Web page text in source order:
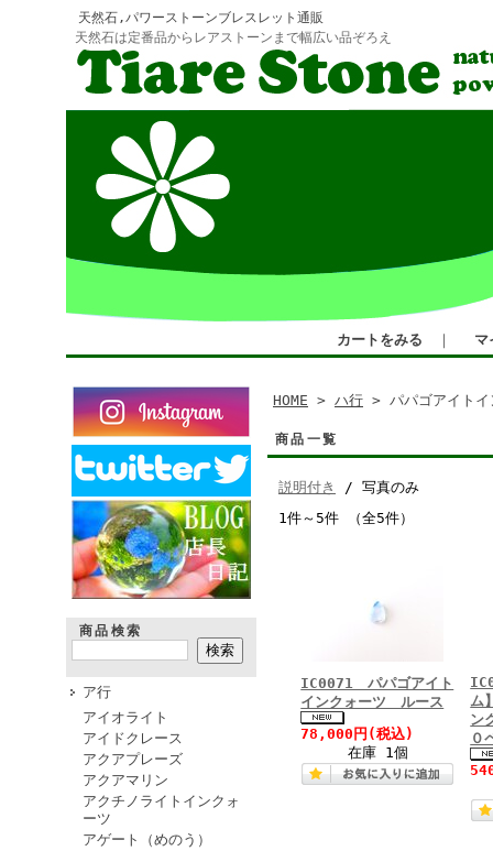
天然石,パワーストーンブレスレット通販
天然石は定番品からレアストーンまで幅広い品ぞろえ
カートをみる ｜ マ
商品検索
ア行
アイオライト
アイドクレース
アクアプレーズ
アクアマリン
アクチノライトインクォ
ーツ
アゲート（めのう）
HOME > ハ行 > パパゴアイトイ
商品一覧
説明付き
/ 写真のみ
1件～5件 （全5件）
IC0071 パパゴアイト
インクォーツ ルース
78,000円 (税込)
在庫 1個
ム
ン
０